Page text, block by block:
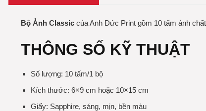
Bộ Ảnh Classic của Anh Đức Print gồm 10 tấm ảnh
THÔNG SỐ KỸ THUẬT
Số lượng: 10 tấm/1 bộ
Kích thước: 6×9 cm hoặc 10×15 cm
Giấy: Sapphire, sáng, mịn, bền màu